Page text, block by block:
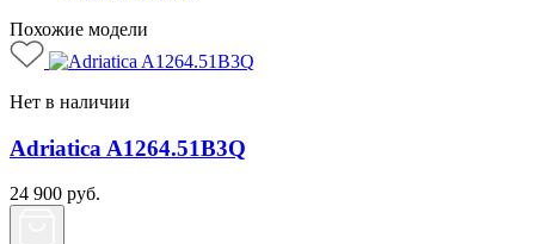
Похожие модели
Нет в наличии
Adriatica A1264.51B3Q
24 900 руб.